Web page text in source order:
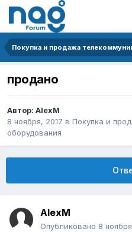
продано
Автор: AlexM
8 ноября, 2017 в Покупка и
оборудования
AlexM
Опубликовано 8